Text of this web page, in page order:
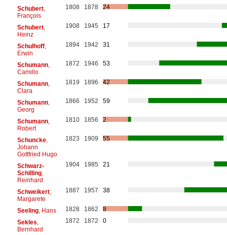
Schubert,
François
1808 1878 24
Schubert,
Heinz
1908 1945 17
Schulhoff,
Erwin
1894 1942 31
Schumann,
Camillo
1872 1946 53
Schumann,
Clara
1819 1896 42
Schumann,
Georg
1866 1952 59
Schumann,
Robert
1810 1856 2
Schuncke,
Johann
Gottfried Hugo
1823 1909 55
Schwarz-
Schilling,
Reinhard
1904 1985 21
Schweikert,
Margarete
1887 1957 38
Seeling, Hans 1828 1862
8
Sekles
Bernhard
1872 1872 0